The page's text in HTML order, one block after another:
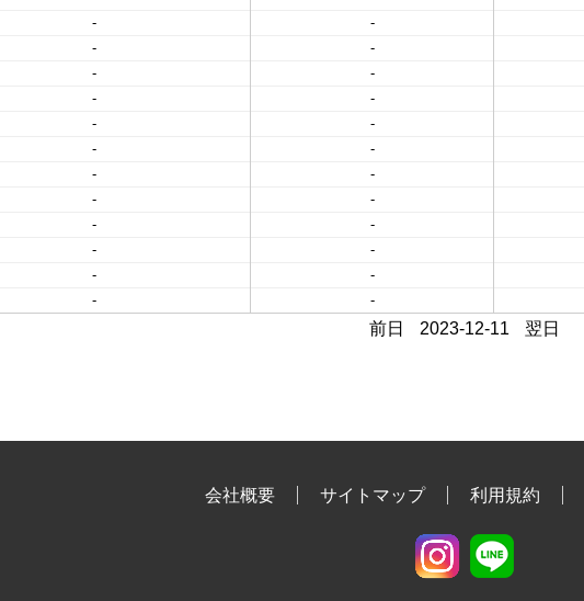
- -
- -
- -
- -
- -
- -
- -
- -
- -
- -
- -
- -
前日 2023-12-11 翌日
会社概要 サイトマップ 利用規約